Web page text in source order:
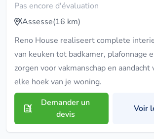
Pas encore d'évaluation
Assesse(16 km)
Reno House realiseert complete
van keuken tot badkamer, plafonnage
zorgen voor vakmanschap en
elke hoek van je woning.
Demander un
devis
Voir